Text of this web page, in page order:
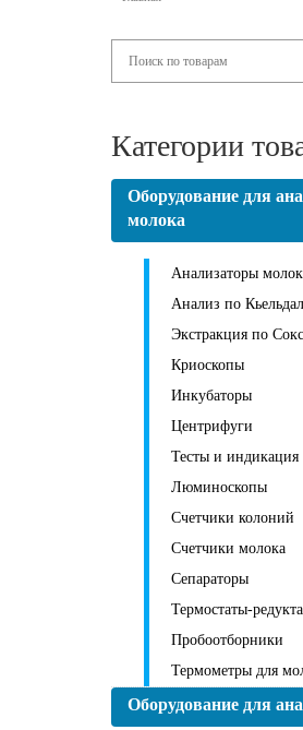
Категории
Оборудование для
молока
Анализаторы
Анализ по
Экстракция по
Криоскопы
Инкубаторы
Центрифуги
Тесты и индикация
Люминоскопы
Счетчики колоний
Счетчики молока
Сепараторы
Термостаты-
Пробоотборники
Термометры для
Оборудование для